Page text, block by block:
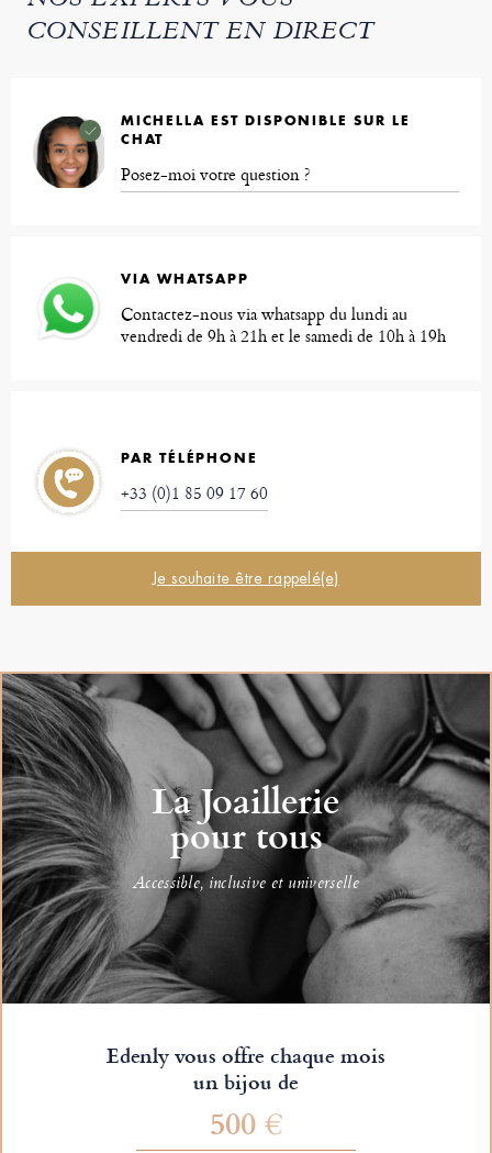
CONSEILLENT EN DIRECT
MICHELLA EST DISPONIBLE SUR LE
CHAT
Posez-moi votre question ?
VIA WHATSAPP
Contactez-nous via whatsapp du lundi au
vendredi de 9h à 21h et le samedi de 10h à 19h
PAR TÉLÉPHONE
+33 (0)1 85 09 17 60
Je souhaite être rappelé(e)
La Joaillerie
pour tous
Accessible, inclusive et universelle
Edenly vous offre chaque mois
un bijou de
500 €